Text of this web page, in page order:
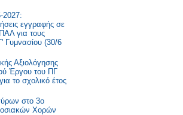
2027:
εγγραφής σε
για τους
Γυμνασίου (30/6
Αξιολόγησης
Έργου του ΠΓ
το σχολικό έτος
στο 3ο
Χορών